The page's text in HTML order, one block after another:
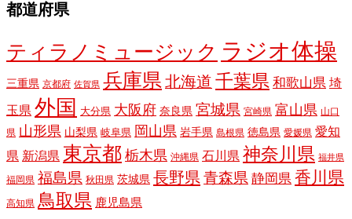
都道府県
ティラノミュージック ラジオ体操
三重県 京都府 佐賀県 兵庫県 北海道 千葉県 和歌山県 埼
玉県 外国 大分県 大阪府 奈良県 宮城県 宮崎県 富山県 山口
県 山形県 山梨県 岐阜県 岡山県 岩手県 島根県 徳島県 愛媛県 愛知
県 新潟県 東京都 栃木県 沖縄県 石川県 神奈川県 福井県
福岡県 福島県 秋田県 茨城県 長野県 青森県 静岡県 香川県
高知県 鳥取県 鹿児島県